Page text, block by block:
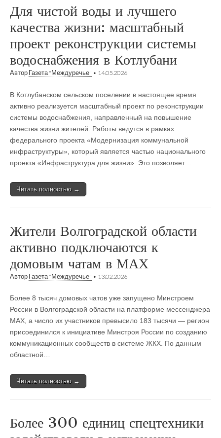
Для чистой воды и лучшего
качества жизни: масштабный
проект реконструкции системы
водоснабжения в Котлубани
Автор Газета "Междуречье" • 14.05.2026
В Котлубанском сельском поселении в настоящее время
активно реализуется масштабный проект по реконструкции
системы водоснабжения, направленный на повышение
качества жизни жителей. Работы ведутся в рамках
федерального проекта «Модернизация коммунальной
инфраструктуры», который является частью национального
проекта «Инфраструктура для жизни». Это позволяет…
Читать полностью →
Жители Волгоградской области
активно подключаются к
домовым чатам в МАХ
Автор Газета "Междуречье" • 13.02.2026
Более 8 тысяч домовых чатов уже запущено Минстроем
России в Волгоградской области на платформе мессенджера
MAX, а число их участников превысило 183 тысячи — регион
присоединился к инициативе Минстроя России по созданию
коммуникационных сообществ в системе ЖКХ. По данным
областной…
Читать полностью →
Более 300 единиц спецтехники